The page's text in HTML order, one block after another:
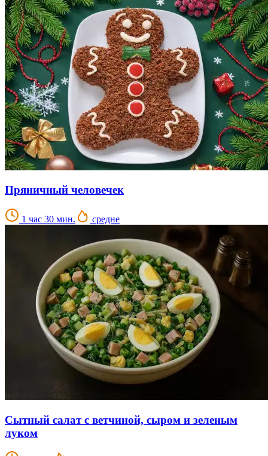
Пряничный человечек
1 час 30 мин. средне
Сытный салат с ветчиной, сыром и зеленым
луком